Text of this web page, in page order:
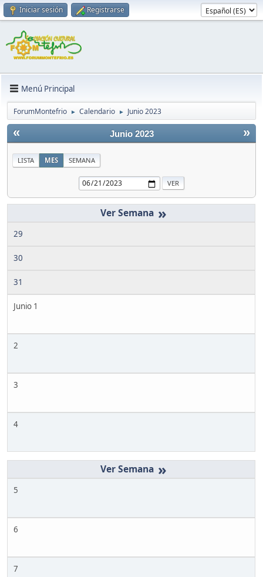
Iniciar sesión Registrarse
Menú Principal
ForumMontefrio ► Calendario ► Junio 2023
« »
Junio 2023
LISTA MES SEMANA
»
29
30
31
Junio 1
2
3
4
»
5
6
7